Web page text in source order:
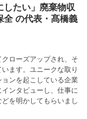
したい」廃棄物収
全 の代表・髙橋義
ローズアップされ、そ
ます。ユニークな取り
ンを起こしている企業
ンタビューし、仕事に
を明かしてもらいまし